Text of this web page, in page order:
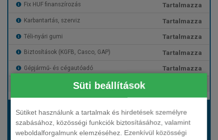
Süti beállítások
Sütiket használunk a tartalmak és hirdetések személyre
szabásához, közösségi funkciók biztosításához, valamint
weboldalforgalmunk elemzéséhez. Ezenkívül közösségi
Fix HUF finanszírozás Tartalmazza
Karbantartás, szerviz Tartalmazza
Téli-nyári gumi Tartalmazza
Biztosítások (KGFB, Casco, GAP) Tartalmazza
Gépjármű- és cégautóadó Tartalmazza
Európai assistance
Bérleti díj:
Hívjon bennünket!